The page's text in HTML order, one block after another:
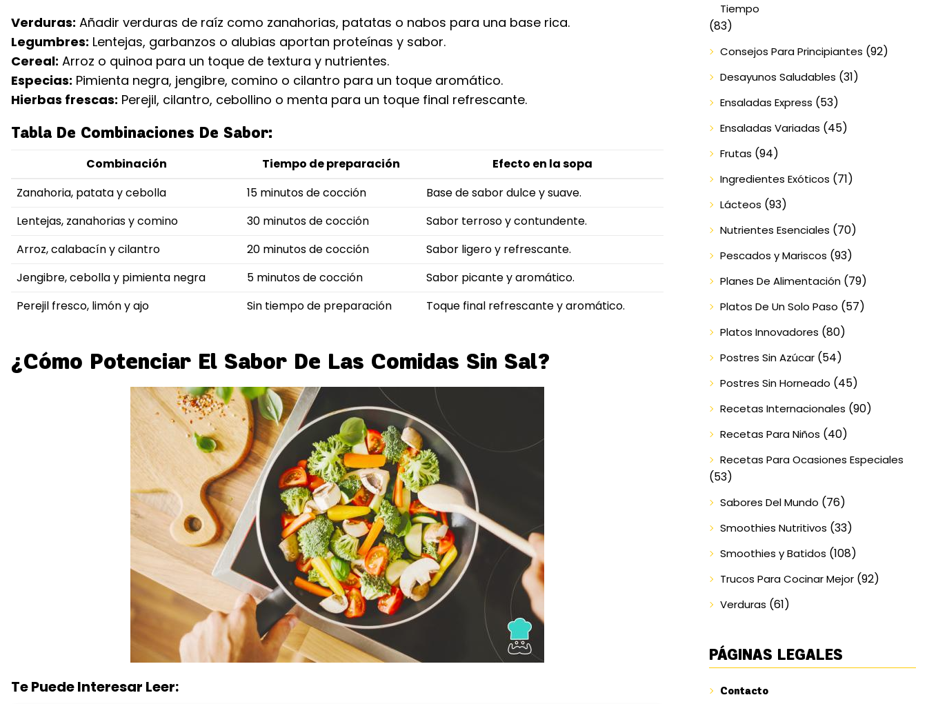
Verduras: Añadir verduras de raíz como zanahorias, patatas o nabos para una base rica.
Legumbres: Lentejas, garbanzos o alubias aportan proteínas y sabor.
Cereal: Arroz o quinoa para un toque de textura y nutrientes.
Especias: Pimienta negra, jengibre, comino o cilantro para un toque aromático.
Hierbas frescas: Perejil, cilantro, cebollino o menta para un toque final refrescante.
Tabla De Combinaciones De Sabor:
Combinación Tiempo de preparación
Efecto en la sopa
Zanahoria, patata y cebolla
15 minutos de cocción
Base de sabor dulce y suave.
Lentejas, zanahorias y comino
30 minutos de cocción
Sabor terroso y contundente.
Arroz, calabacín y cilantro
20 minutos de cocción
Sabor ligero y refrescante.
Jengibre, cebolla y pimienta negra
5 minutos de cocción
Sabor picante y aromático.
Perejil fresco, limón y ajo
Sin tiempo de preparación Toque final refrescante y aromático.
¿Cómo Potenciar El Sabor De Las Comidas Sin Sal?
Te Puede Interesar Leer:
Tiempo
(83)
Consejos Para Principiantes (92)
Desayunos Saludables (31)
Ensaladas Express (53)
Ensaladas Variadas (45)
Frutas (94)
Ingredientes Exóticos (71)
Lácteos (93)
Nutrientes Esenciales (70)
Pescados y Mariscos (93)
Planes De Alimentación(79)
Platos De Un Solo Paso (57)
Platos Innovadores (80)
Postres Sin Azúcar(54)
Postres Sin Horneado (45)
Recetas Internacionales (90)
Recetas Para Niños (40)
Recetas Para Ocasiones Especiales
(53)
Sabores Del Mundo (76)
Smoothies Nutritivos (33)
Smoothies y Batidos (108)
Trucos Para Cocinar Mejor(92)
Verduras (61)
PÁGINAS LEGALES
Contacto